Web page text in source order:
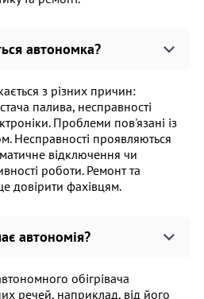
автономка?
з різних причин:
палива, несправності
Проблеми пов'язані із
Несправності проявляються
відключення чи
роботи. Ремонт та
довірити фахівцям.
автономія?
обігрівача
речей, наприклад, від його